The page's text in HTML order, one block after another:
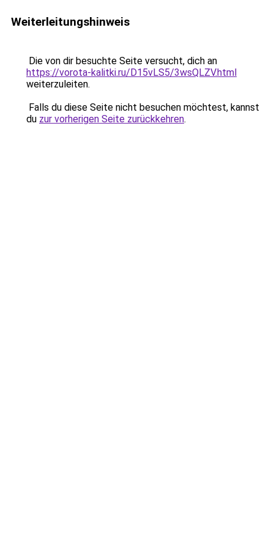
Weiterleitungshinweis
Die von dir besuchte Seite versucht, dich an
https://vorota-kalitki.ru/D15vLS5/3wsQLZV.html
weiterzuleiten.
Falls du diese Seite nicht besuchen möchtest, kannst
du zur vorherigen Seite zurückkehren.